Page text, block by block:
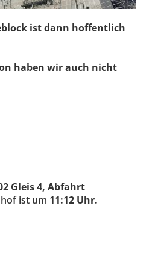
ist dann hoffentlich
haben wir auch nicht
Gleis 4, Abfahrt
ist um 11:12 Uhr.